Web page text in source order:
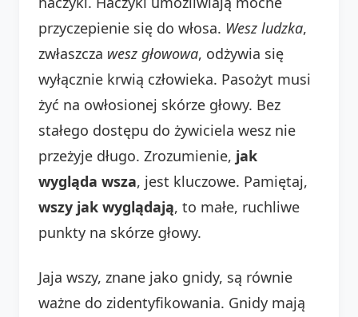
przyczepienie się do włosa. Wesz ludzka,
zwłaszcza wesz głowowa, odżywia się
wyłącznie krwią człowieka. Pasożyt musi
żyć na owłosionej skórze głowy. Bez
stałego dostępu do żywiciela wesz nie
przeżyje długo. Zrozumienie, jak
wygląda wsza, jest kluczowe. Pamiętaj,
wszy jak wyglądają, to małe, ruchliwe
punkty na skórze głowy.
Jaja wszy, znane jako gnidy, są równie
ważne do zidentyfikowania. Gnidy mają